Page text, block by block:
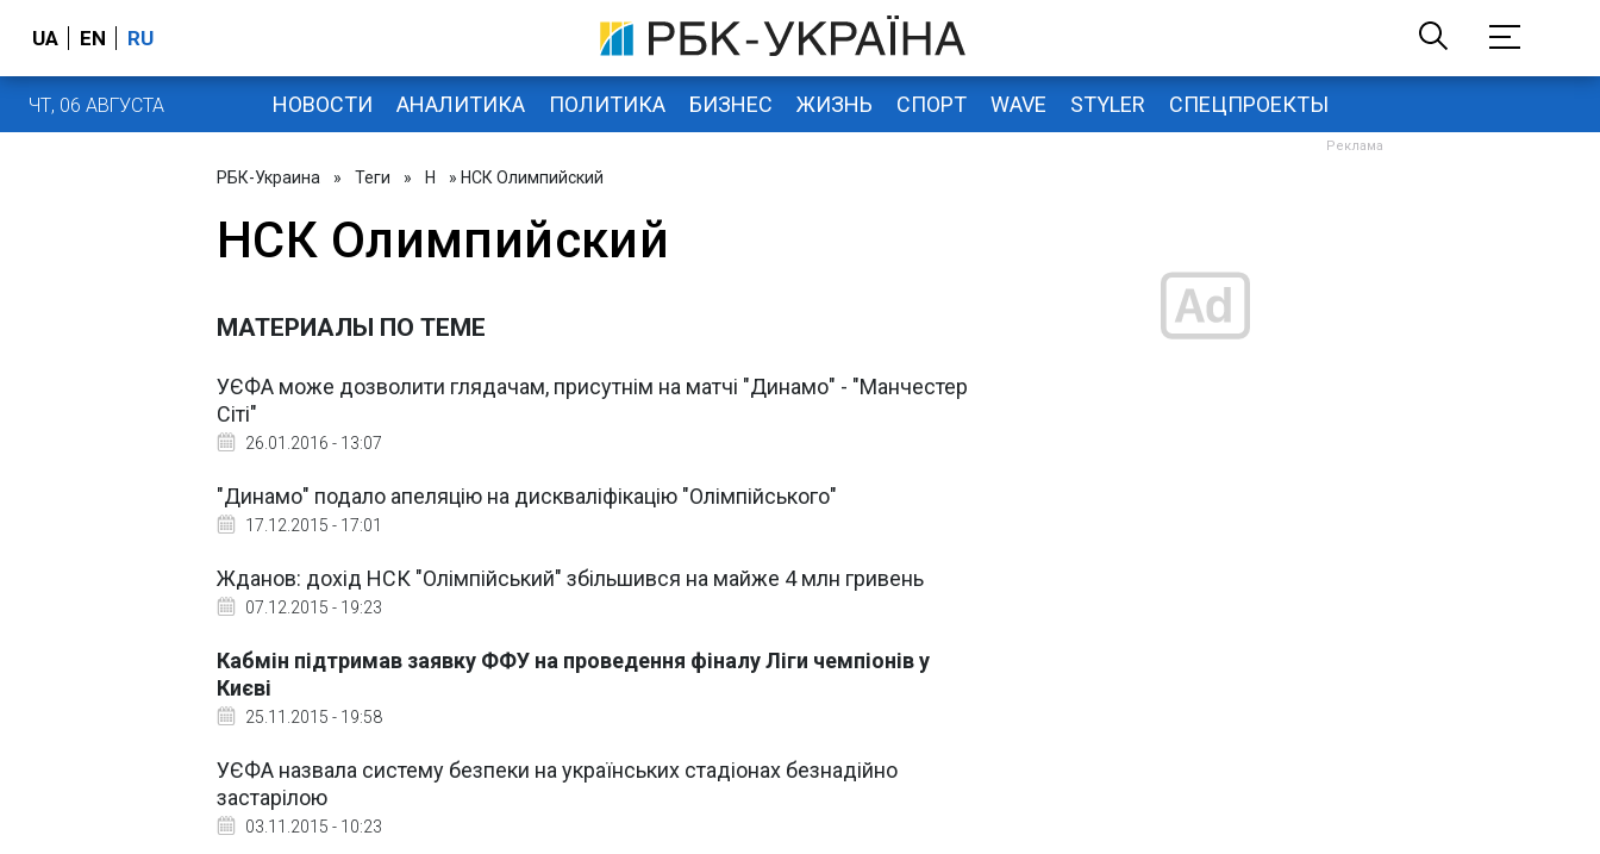
UA EN RU
ЧТ, 06 АВГУСТА НОВОСТИ АНАЛИТИКА ПОЛИТИКА БИЗНЕС ЖИЗНЬ СПОРТ WAVE STYLER СПЕЦПРОЕКТЫ
РБК-Украина » Теги » Н » НСК Олимпийский
НСК Олимпийский
МАТЕРИАЛЫ ПО ТЕМЕ
УЄФА може дозволити глядачам, присутнім на матчі "Динамо" - "Манчестер
Сіті"
26.01.2016 - 13:07
"Динамо" подало апеляцію на дискваліфікацію "Олімпійського"
17.12.2015 - 17:01
Жданов: дохід НСК "Олімпійський" збільшився на майже 4 млн гривень
07.12.2015 - 19:23
Кабмін підтримав заявку ФФУ на проведення фіналу Ліги чемпіонів у
Києві
25.11.2015 - 19:58
УЄФА назвала систему безпеки на українських стадіонах безнадійно
застарілою
03.11.2015 - 10:23